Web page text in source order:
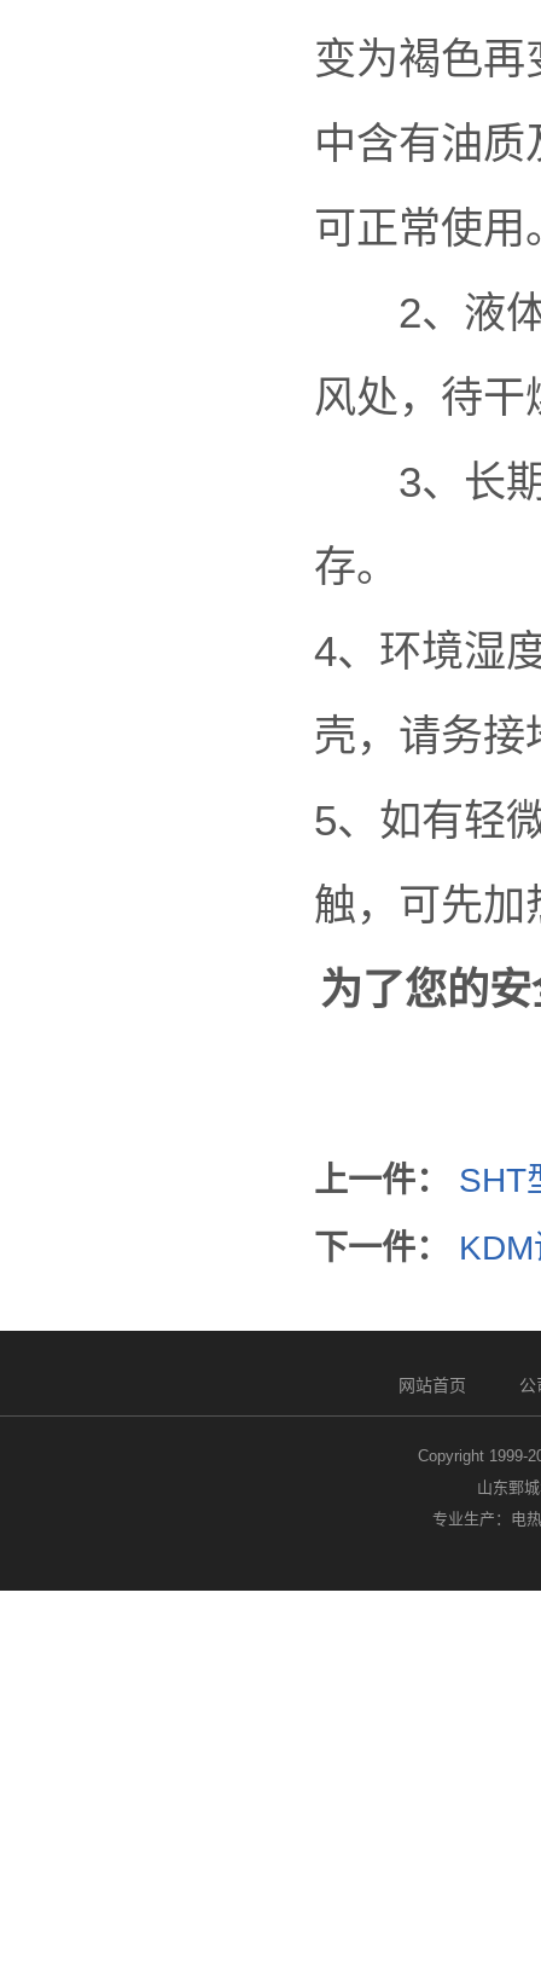
变为褐色再
中含有油
可正常使用
2、液体
风处，待
3、长期
存。
4、环境湿
壳，请务接
5、如有轻
触，可先加
为了您的
上一件：
SHT
下一件：
网站首页 公
Copyright 1999-
山东鄄
专业生产：电